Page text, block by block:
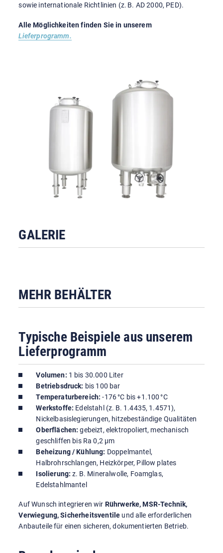
sowie internationale Richtlinien (z. B. AD 2000, PED).
Alle Möglichkeiten finden Sie in unserem
Lieferprogramm.
GALERIE
MEHR BEHÄLTER
Typische Beispiele aus unserem
Lieferprogramm
Volumen: 1 bis 30.000 Liter
Betriebsdruck: bis 100 bar
Temperaturbereich: -176 °C bis +1.100 °C
Werkstoffe: Edelstahl (z. B. 1.4435, 1.4571),
Nickelbasislegierungen, hitzebeständige Qualitäten
Oberflächen: gebeizt, elektropoliert, mechanisch
geschliffen bis Ra 0,2 μm
Beheizung / Kühlung: Doppelmantel,
Halbrohrschlangen, Heizkörper, Pillow plates
Isolierung: z. B. Mineralwolle, Foamglas,
Edelstahlmantel
Auf Wunsch integrieren wir Rührwerke, MSR-Technik,
Verwiegung, Sicherheitsventile und alle erforderlichen
Anbauteile für einen sicheren, dokumentierten Betrieb.